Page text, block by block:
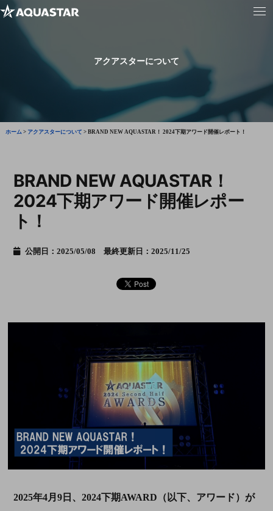
アクアスターについて
ホーム> アクアスターについて > BRAND NEW AQUASTAR！ 2024下期アワード開催レポート！
BRAND NEW AQUASTAR！
2024下期アワード開催レポー
ト！
公開日：2025/05/08 最終更新日：2025/11/25
2025年4月9日、2024下期AWARD（以下、アワード）が